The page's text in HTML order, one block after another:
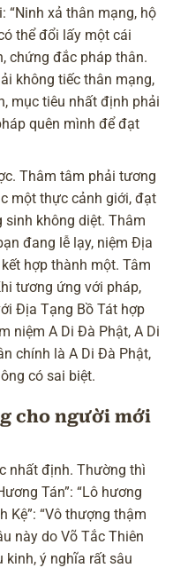
“Ninh xả thân mạng, hộ
thể đổi lấy một cái
chứng đắc pháp thân.
không tiếc thân mạng,
mục tiêu nhất định phải
quên mình để đạt
Thâm tâm phải tương
một thực cảnh giới, đạt
sinh không diệt. Thâm
đang lễ lạy, niệm Địa
hợp thành một. Tâm
tương ứng với pháp,
Địa Tạng Bồ Tát hợp
niệm A Di Đà Phật, A Di
chính là A Di Đà Phật,
có sai biệt.
cho người mới
nhất định. Thường thì
Tán”: “Lô hương
Kệ”: “Vô thượng thậm
này do Võ Tắc Thiên
ý nghĩa rất sâu